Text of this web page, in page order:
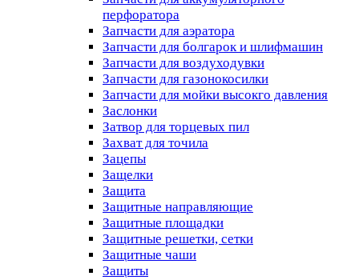
перфоратора
Запчасти для аэратора
Запчасти для болгарок и шлифмашин
Запчасти для воздуходувки
Запчасти для газонокосилки
Запчасти для мойки высокго давления
Заслонки
Затвор для торцевых пил
Захват для точила
Зацепы
Защелки
Защита
Защитные направляющие
Защитные площадки
Защитные решетки, сетки
Защитные чаши
Защиты